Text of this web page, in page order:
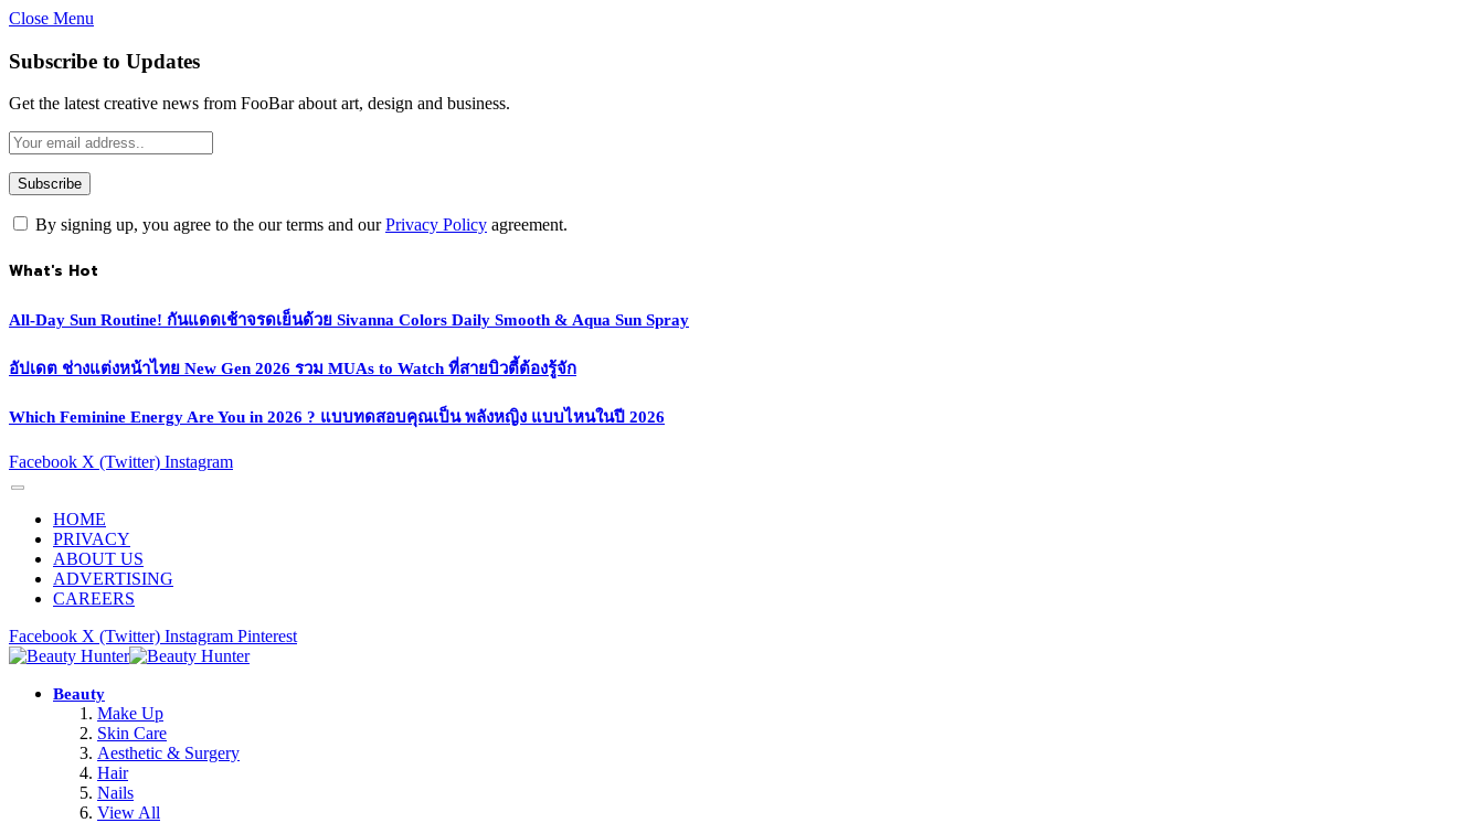
Close Menu
Subscribe to Updates
Get the latest creative news from FooBar about art, design and business.
By signing up, you agree to the our terms and ourPrivacy Policy agreement.
What's Hot
All-Day Sun Routine! กันแดดเช้าจรดเย็นด้วย Sivanna Colors Daily Smooth & Aqua Sun Spray
อัปเดต ช่างแต่งหน้าไทย New Gen 2026 รวม MUAs to Watch ที่สายบิวตี้ต้องรู้จัก
Which Feminine Energy Are You in 2026 ? แบบทดสอบคุณเป็น พลังหญิง แบบไหนในปี 2026
Facebook X (Twitter) Instagram
HOME
PRIVACY
ABOUT US
ADVERTISING
CAREERS
Facebook X (Twitter) Instagram Pinterest
Beauty
Make Up
Skin Care
Aesthetic & Surgery
Hair
Nails
View All